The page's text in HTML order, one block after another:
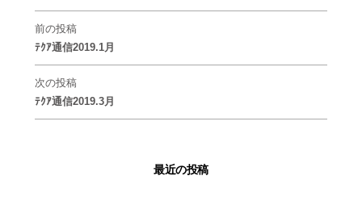
前の投稿
ﾃｸｱ通信2019.1月
次の投稿
ﾃｸｱ通信2019.3月
最近の投稿